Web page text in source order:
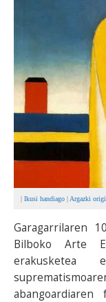
| Ikusi handiago | Argazki
Garagarrilaren
Bilboko Arte
erakusketea